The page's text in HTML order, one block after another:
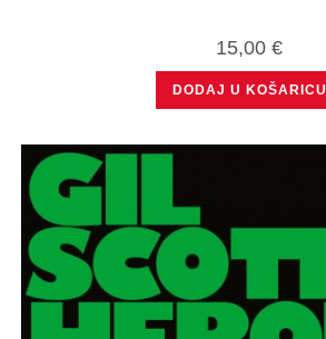
15,00 €
DODAJ U KOŠARICU